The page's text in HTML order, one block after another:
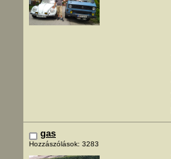
gas
Hozzászólások: 3283